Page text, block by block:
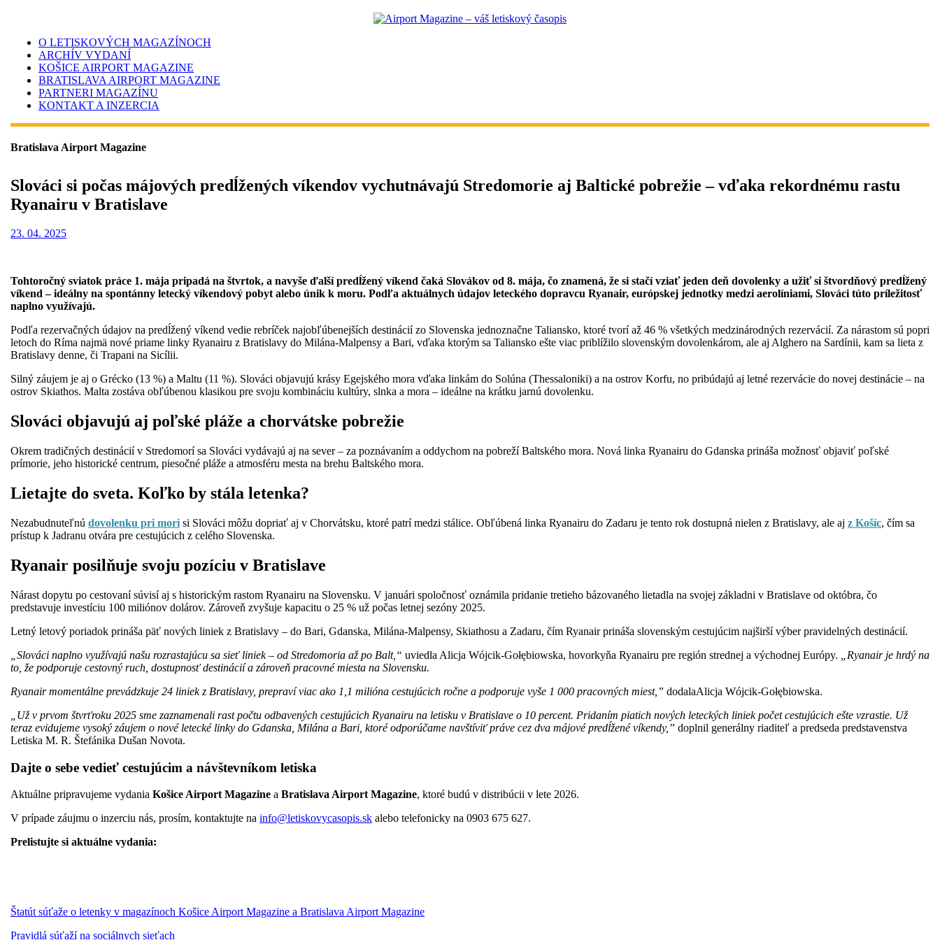
O LETISKOVÝCH MAGAZÍNOCH
ARCHÍV VYDANÍ
KOŠICE AIRPORT MAGAZINE
BRATISLAVA AIRPORT MAGAZINE
PARTNERI MAGAZÍNU
KONTAKT A INZERCIA
Bratislava Airport Magazine
Slováci si počas májových predĺžených víkendov vychutnávajú Stredomorie aj Baltické pobrežie – vďaka rekordnému rastu
Ryanairu v Bratislave
23. 04. 2025
Tohtoročný sviatok práce 1. mája pripadá na štvrtok, a navyše ďalší predĺžený víkend čaká Slovákov od 8. mája, čo znamená, že si stačí vziať jeden deň dovolenky a užiť si štvordňový predĺžený
víkend – ideálny na spontánny letecký víkendový pobyt alebo únik k moru. Podľa aktuálnych údajov leteckého dopravcu Ryanair, európskej jednotky medzi aerolíniami, Slováci túto príležitosť
naplno využívajú.
Podľa rezervačných údajov na predĺžený víkend vedie rebríček najobľúbenejších destinácií zo Slovenska jednoznačne Taliansko, ktoré tvorí až 46 % všetkých medzinárodných rezervácií. Za nárastom sú popri
letoch do Ríma najmä nové priame linky Ryanairu z Bratislavy do Milána-Malpensy a Bari, vďaka ktorým sa Taliansko ešte viac priblížilo slovenským dovolenkárom, ale aj Alghero na Sardínii, kam sa lieta z
Bratislavy denne, či Trapani na Sicílii.
Silný záujem je aj o Grécko (13 %) a Maltu (11 %). Slováci objavujú krásy Egejského mora vďaka linkám do Solúna (Thessaloniki) a na ostrov Korfu, no pribúdajú aj letné rezervácie do novej destinácie – na
ostrov Skiathos. Malta zostáva obľúbenou klasikou pre svoju kombináciu kultúry, slnka a mora – ideálne na krátku jarnú dovolenku.
Slováci objavujú aj poľské pláže a chorvátske pobrežie
Okrem tradičných destinácií v Stredomorí sa Slováci vydávajú aj na sever – za poznávaním a oddychom na pobreží Baltského mora. Nová linka Ryanairu do Gdanska prináša možnosť objaviť poľské
prímorie, jeho historické centrum, piesočné pláže a atmosféru mesta na brehu Baltského mora.
Lietajte do sveta. Koľko by stála letenka?
Nezabudnuteľnú dovolenku pri mori si Slováci môžu dopriať aj v Chorvátsku, ktoré patrí medzi stálice. Obľúbená linka Ryanairu do Zadaru je tento rok dostupná nielen z Bratislavy, ale aj z Košíc, čím sa
prístup k Jadranu otvára pre cestujúcich z celého Slovenska.
Ryanair posilňuje svoju pozíciu v Bratislave
Nárast dopytu po cestovaní súvisí aj s historickým rastom Ryanairu na Slovensku. V januári spoločnosť oznámila pridanie tretieho bázovaného lietadla na svojej základni v Bratislave od októbra, čo
predstavuje investíciu 100 miliónov dolárov. Zároveň zvyšuje kapacitu o 25 % už počas letnej sezóny 2025.
Letný letový poriadok prináša päť nových liniek z Bratislavy – do Bari, Gdanska, Milána-Malpensy, Skiathosu a Zadaru, čím Ryanair prináša slovenským cestujúcim najširší výber pravidelných destinácií.
„Slováci naplno využívajú našu rozrastajúcu sa sieť liniek – od Stredomoria až po Balt,“ uviedla Alicja Wójcik-Gołębiowska, hovorkyňa Ryanairu pre región strednej a východnej Európy.
„Ryanair je hrdý na
to, že podporuje cestovný ruch, dostupnosť destinácií a zároveň pracovné miesta na Slovensku.
Ryanair momentálne prevádzkuje 24 liniek z Bratislavy, prepraví viac ako 1,1 milióna cestujúcich ročne a podporuje vyše 1 000 pracovných miest,” dodalaAlicja Wójcik-Gołębiowska.
„Už v prvom štvrťroku 2025 sme zaznamenali rast počtu odbavených cestujúcich Ryanairu na letisku v Bratislave o 10 percent. Pridaním piatich nových leteckých liniek počet cestujúcich ešte vzrastie. Už
teraz evidujeme vysoký záujem o nové letecké linky do Gdanska, Milána a Bari, ktoré odporúčame navštíviť práve cez dva májové predĺžené víkendy,” doplnil generálny riaditeľ a predseda predstavenstva
Letiska M. R. Štefánika Dušan Novota.
Dajte o sebe vedieť cestujúcim a návštevníkom letiska
Aktuálne pripravujeme vydania Košice Airport Magazine a Bratislava Airport Magazine, ktoré budú v distribúcii v lete 2026.
V prípade záujmu o inzerciu nás, prosím, kontaktujte na info@letiskovycasopis.sk alebo telefonicky na 0903 675 627.
Prelistujte si aktuálne vydania:
Štatút súťaže o letenky v magazínoch Košice Airport Magazine a Bratislava Airport Magazine
Pravidlá súťaží na sociálnych sieťach